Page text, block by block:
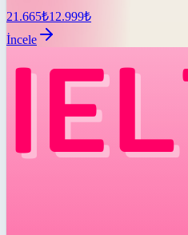
21.665₺12.999₺
İncele